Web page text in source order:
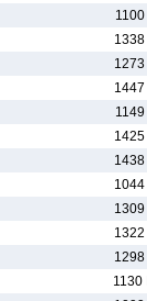
1100
1338
1273
1447
1149
1425
1438
1044
1309
1322
1298
1130